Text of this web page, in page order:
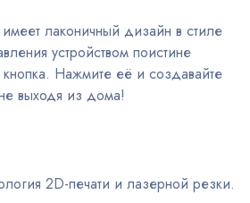
лаконичный дизайн в стиле
устройством поистине
кнопка. Нажмите её и создавайте
выходя из дома!
2D-печати и лазерной резки.